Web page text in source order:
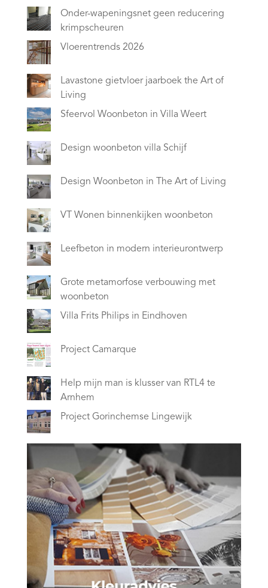
Onder-wapeningsnet geen reducering
krimpscheuren
Vloerentrends 2026
Lavastone gietvloer jaarboek the Art of
Living
Sfeervol Woonbeton in Villa Weert
Design woonbeton villa Schijf
Design Woonbeton in The Art of Living
VT Wonen binnenkijken woonbeton
Leefbeton in modern interieurontwerp
Grote metamorfose verbouwing met
woonbeton
Villa Frits Philips in Eindhoven
Project Camarque
Help mijn man is klusser van RTL4 te
Arnhem
Project Gorinchemse Lingewijk